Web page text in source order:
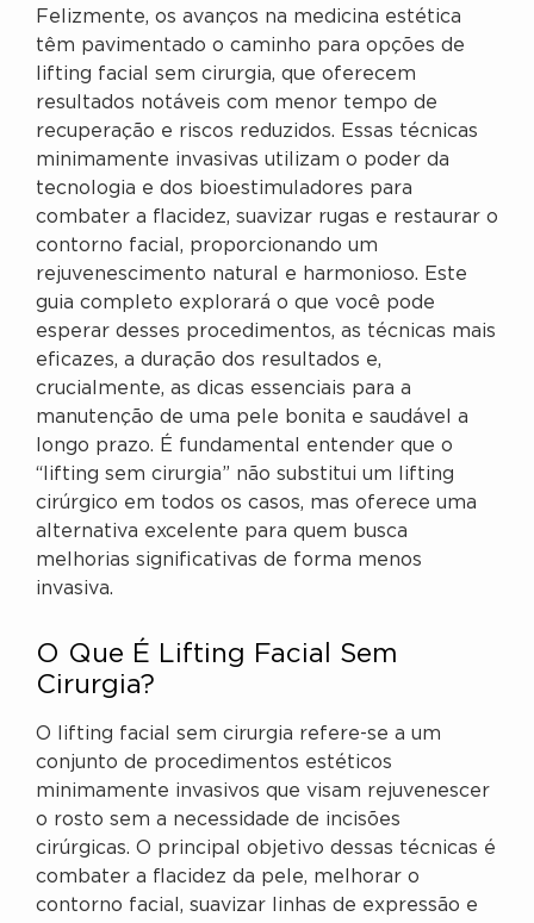
Felizmente, os avanços na medicina estética
têm pavimentado o caminho para opções de
lifting facial sem cirurgia, que oferecem
resultados notáveis com menor tempo de
recuperação e riscos reduzidos. Essas técnicas
minimamente invasivas utilizam o poder da
tecnologia e dos bioestimuladores para
combater a flacidez, suavizar rugas e restaurar o
contorno facial, proporcionando um
rejuvenescimento natural e harmonioso. Este
guia completo explorará o que você pode
esperar desses procedimentos, as técnicas mais
eficazes, a duração dos resultados e,
crucialmente, as dicas essenciais para a
manutenção de uma pele bonita e saudável a
longo prazo. É fundamental entender que o
“lifting sem cirurgia” não substitui um lifting
cirúrgico em todos os casos, mas oferece uma
alternativa excelente para quem busca
melhorias significativas de forma menos
invasiva.
O Que É Lifting Facial Sem
Cirurgia?
O lifting facial sem cirurgia refere-se a um
conjunto de procedimentos estéticos
minimamente invasivos que visam rejuvenescer
o rosto sem a necessidade de incisões
cirúrgicas. O principal objetivo dessas técnicas é
combater a flacidez da pele, melhorar o
contorno facial, suavizar linhas de expressão e